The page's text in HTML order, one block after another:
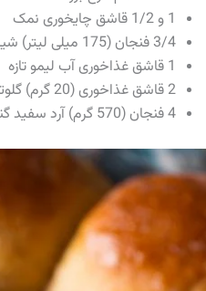
1 و 1/2 قاشق چایخوری نمک
3/4 فنجان (175 میلی لیتر) شیر، گرم شده تا دمای 110 – 115 درجه
1 قاشق غذاخوری آب لیمو تازه
2 قاشق غذاخوری (20 گرم) گلوتن گندم ارگانیک
4 فنجان (570 گرم) آرد سفید گندم* و بیشتر در صورت نیاز